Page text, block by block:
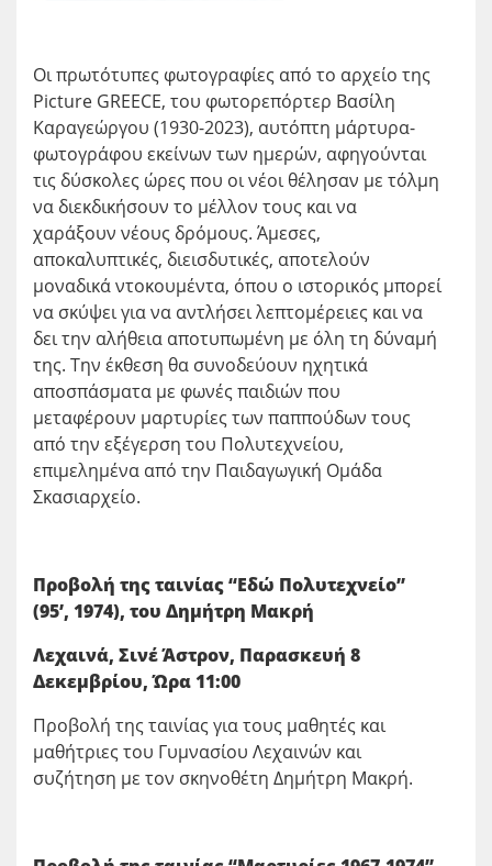
Οι πρωτότυπες φωτογραφίες από το αρχείο της
Picture GREECE, του φωτορεπόρτερ Βασίλη
Καραγεώργου (1930-2023), αυτόπτη μάρτυρα-
φωτογράφου εκείνων των ημερών, αφηγούνται
τις δύσκολες ώρες που οι νέοι θέλησαν με τόλμη
να διεκδικήσουν το μέλλον τους και να
χαράξουν νέους δρόμους. Άμεσες,
αποκαλυπτικές, διεισδυτικές, αποτελούν
μοναδικά ντοκουμέντα, όπου ο ιστορικός μπορεί
να σκύψει για να αντλήσει λεπτομέρειες και να
δει την αλήθεια αποτυπωμένη με όλη τη δύναμή
της. Την έκθεση θα συνοδεύουν ηχητικά
αποσπάσματα με φωνές παιδιών που
μεταφέρουν μαρτυρίες των παππούδων τους
από την εξέγερση του Πολυτεχνείου,
επιμελημένα από την Παιδαγωγική Ομάδα
Σκασιαρχείο.
Προβολή της ταινίας “Εδώ Πολυτεχνείο”
(95’, 1974), του Δημήτρη Μακρή
Λεχαινά, Σινέ Άστρον, Παρασκευή 8
Δεκεμβρίου, Ώρα 11:00
Προβολή της ταινίας για τους μαθητές και
μαθήτριες του Γυμνασίου Λεχαινών και
συζήτηση με τον σκηνοθέτη Δημήτρη Μακρή.